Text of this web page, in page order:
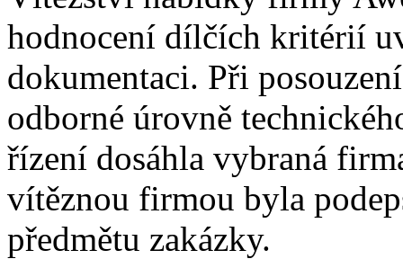
hodnocení dílčích kritérií
dokumentaci. Při
odborné úrovně
řízení dosáhla vybraná
vítěznou firmou byla
předmětu zakázky.